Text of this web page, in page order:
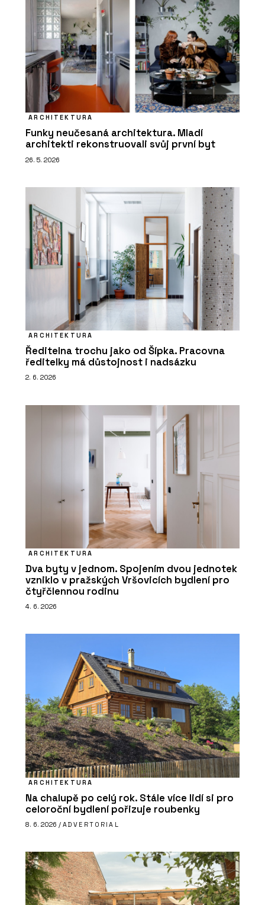
ARCHITEKTURA
Funky neučesaná architektura. Mladí
architekti rekonstruovali svůj první byt
26. 5. 2026
ARCHITEKTURA
Ředitelna trochu jako od Šípka. Pracovna
ředitelky má důstojnost i nadsázku
2. 6. 2026
ARCHITEKTURA
Dva byty v jednom. Spojením dvou jednotek
vzniklo v pražských Vršovicích bydlení pro
čtyřčlennou rodinu
4. 6. 2026
ARCHITEKTURA
Na chalupě po celý rok. Stále více lidí si pro
celoroční bydlení pořizuje roubenky
8. 6. 2026 / ADVERTORIAL